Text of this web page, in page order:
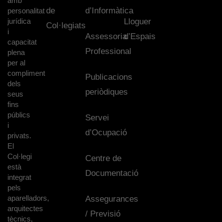
personalitat
jurídica
i
capacitat
plena
per al
compliment
dels
seus
fins
públics
i
privats.
El
Col·legi
està
integrat
pels
aparelladors,
arquitectes
tècnics,
de
Col·legiats
d’Informàtica
Assessoria
Professional
Publicacions
periòdiques
Servei
d’Ocupació
Centre de
Documentació
Assegurances
/ Previsió
Lloguer
d’Espais